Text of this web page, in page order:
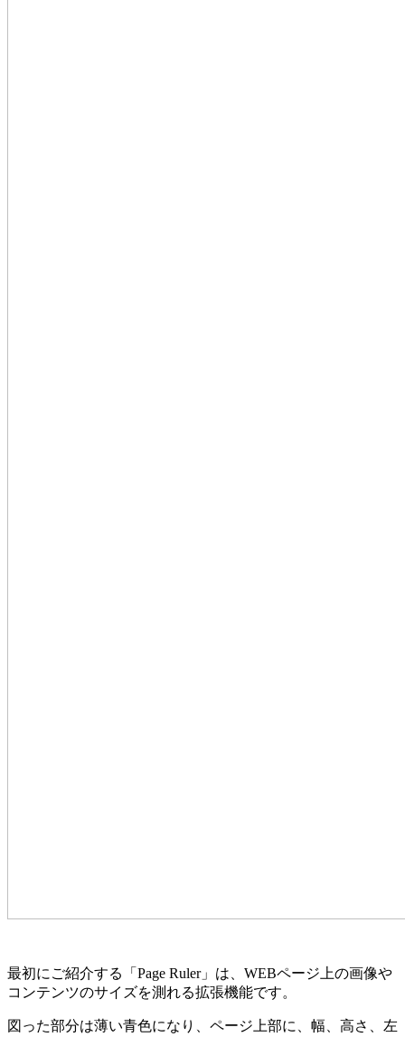
最初にご紹介する「Page Ruler」は、WEBページ上の画像や
コンテンツのサイズを測れる拡張機能です。
図った部分は薄い青色になり、ページ上部に、幅、高さ、左